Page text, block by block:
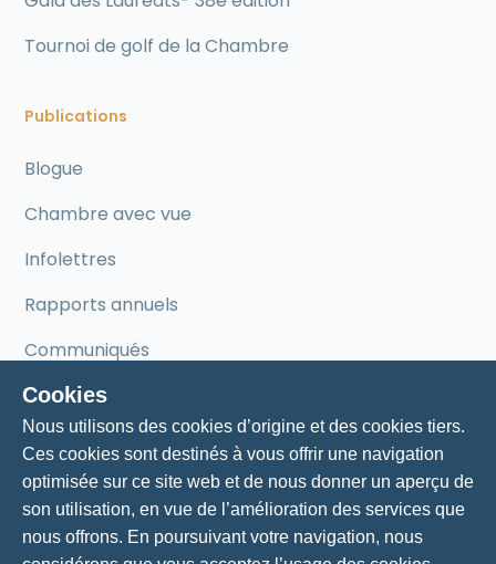
Tournoi de golf de la Chambre
Publications
Blogue
Chambre avec vue
Infolettres
Rapports annuels
Communiqués
Mentorat
Mentorat pour entrepreneurs
Nos mentors
Cookies
Nous utilisons des cookies d’origine et des cookies tiers.
Ces cookies sont destinés à vous offrir une navigation
optimisée sur ce site web et de nous donner un aperçu de
son utilisation, en vue de l’amélioration des services que
nous offrons. En poursuivant votre navigation, nous